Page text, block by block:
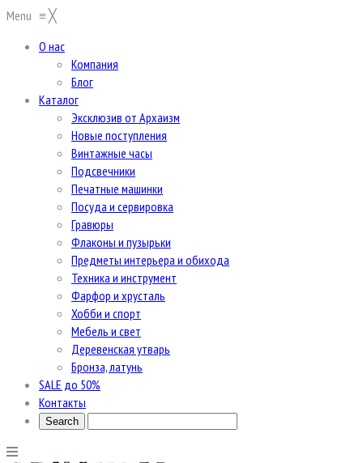
Menu ≡╳
О нас
Компания
Блог
Каталог
Эксклюзив от Архаизм
Новые поступления
Винтажные часы
Подсвечники
Печатные машинки
Посуда и сервировка
Гравюры
Флаконы и пузырьки
Предметы интерьера и обихода
Техника и инструмент
Фарфор и хрусталь
Хобби и спорт
Мебель и свет
Деревенская утварь
Бронза, латунь
SALE до 50%
Контакты